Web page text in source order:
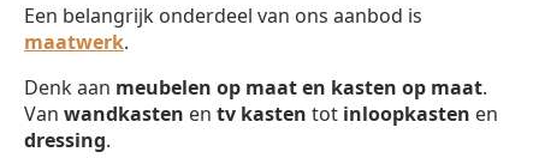
Een belangrijk onderdeel van ons aanbod is
maatwerk.
Denk aan meubelen op maat en kasten op maat.
Van wandkasten en tv kasten tot inloopkasten en
dressing.